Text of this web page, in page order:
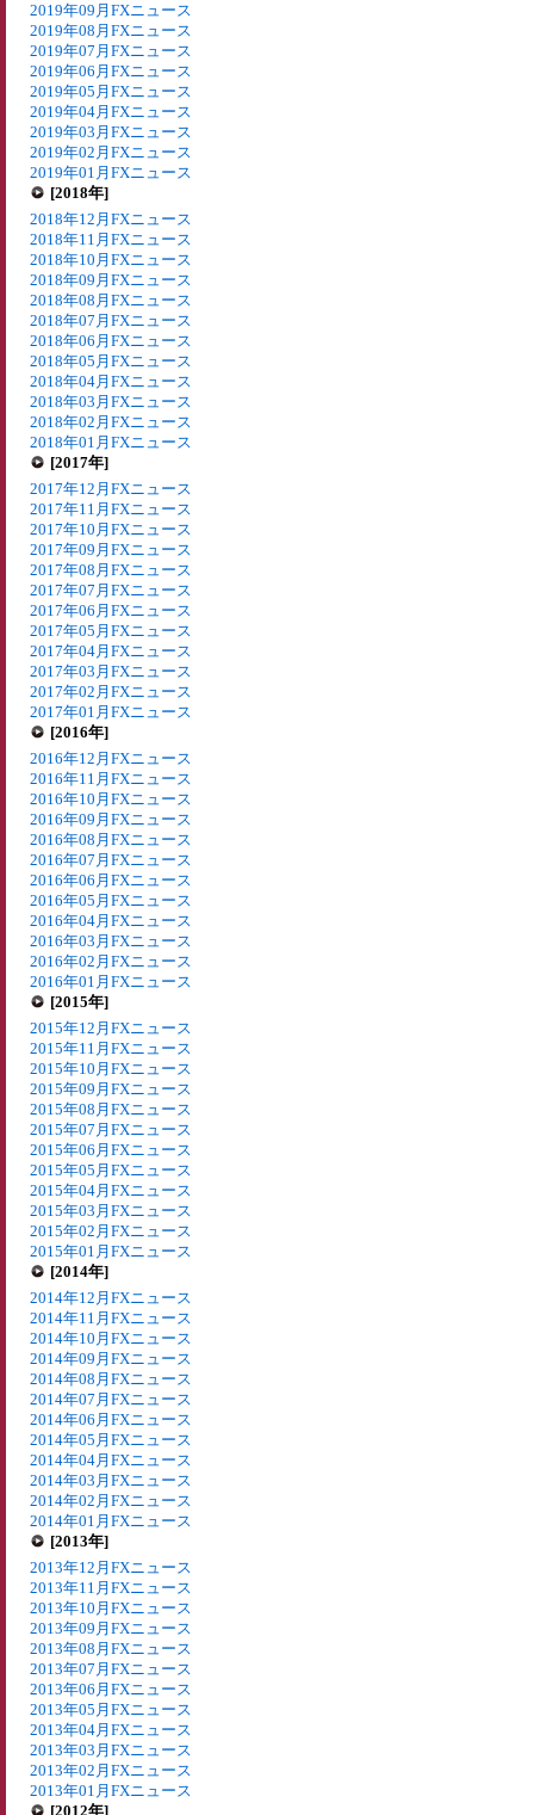
2019年09月FXニュース
2019年08月FXニュース
2019年07月FXニュース
2019年06月FXニュース
2019年05月FXニュース
2019年04月FXニュース
2019年03月FXニュース
2019年02月FXニュース
2019年01月FXニュース
[2018年]
2018年12月FXニュース
2018年11月FXニュース
2018年10月FXニュース
2018年09月FXニュース
2018年08月FXニュース
2018年07月FXニュース
2018年06月FXニュース
2018年05月FXニュース
2018年04月FXニュース
2018年03月FXニュース
2018年02月FXニュース
2018年01月FXニュース
[2017年]
2017年12月FXニュース
2017年11月FXニュース
2017年10月FXニュース
2017年09月FXニュース
2017年08月FXニュース
2017年07月FXニュース
2017年06月FXニュース
2017年05月FXニュース
2017年04月FXニュース
2017年03月FXニュース
2017年02月FXニュース
2017年01月FXニュース
[2016年]
2016年12月FXニュース
2016年11月FXニュース
2016年10月FXニュース
2016年09月FXニュース
2016年08月FXニュース
2016年07月FXニュース
2016年06月FXニュース
2016年05月FXニュース
2016年04月FXニュース
2016年03月FXニュース
2016年02月FXニュース
2016年01月FXニュース
[2015年]
2015年12月FXニュース
2015年11月FXニュース
2015年10月FXニュース
2015年09月FXニュース
2015年08月FXニュース
2015年07月FXニュース
2015年06月FXニュース
2015年05月FXニュース
2015年04月FXニュース
2015年03月FXニュース
2015年02月FXニュース
2015年01月FXニュース
[2014年]
2014年12月FXニュース
2014年11月FXニュース
2014年10月FXニュース
2014年09月FXニュース
2014年08月FXニュース
2014年07月FXニュース
2014年06月FXニュース
2014年05月FXニュース
2014年04月FXニュース
2014年03月FXニュース
2014年02月FXニュース
2014年01月FXニュース
[2013年]
2013年12月FXニュース
2013年11月FXニュース
2013年10月FXニュース
2013年09月FXニュース
2013年08月FXニュース
2013年07月FXニュース
2013年06月FXニュース
2013年05月FXニュース
2013年04月FXニュース
2013年03月FXニュース
2013年02月FXニュース
2013年01月FXニュース
[2012年]